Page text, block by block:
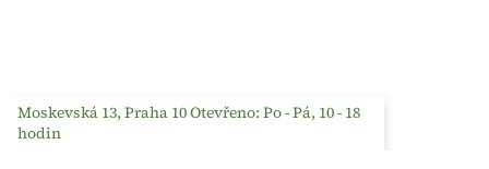
Moskevská 13, Praha 10 Otevřeno: Po - Pá, 10 - 18
hodin